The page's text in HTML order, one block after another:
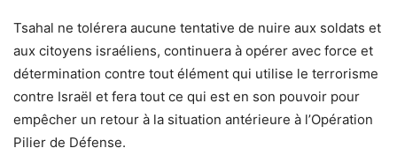
Tsahal ne tolérera aucune tentative de nuire aux soldats et
aux citoyens israéliens, continuera à opérer avec force et
détermination contre tout élément qui utilise le terrorisme
contre Israël et fera tout ce qui est en son pouvoir pour
empêcher un retour à la situation antérieure à l’Opération
Pilier de Défense.